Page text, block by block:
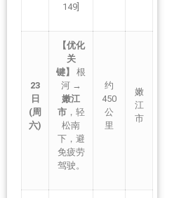
149]
23
日
(周
六)
【优化
关
键】
根
河 →
嫩江
市，轻
松南
下，避
免疲劳
驾驶。
约
450
公
里
嫩
江
市